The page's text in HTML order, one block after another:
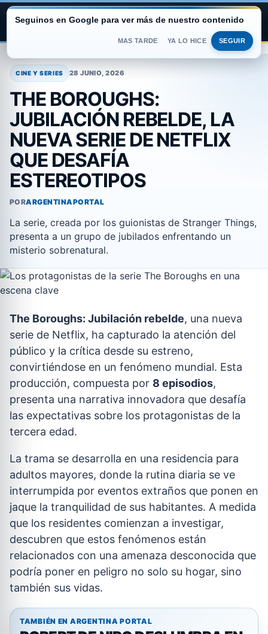
contenido
ARGENTINA PORTAL
CINE Y SERIES 28 JUNIO, 2026
THE BOROUGHS:
JUBILACIÓN REBELDE, LA
NUEVA SERIE DE NETFLIX
QUE DESAFÍA
ESTEREOTIPOS
PORARGENTINAPORTAL
La serie, creada por los guionistas de Stranger Things,
presenta a un grupo de jubilados enfrentando un
misterio sobrenatural.
The Boroughs: Jubilación rebelde, una nueva
serie de Netflix, ha capturado la atención del
público y la crítica desde su estreno,
convirtiéndose en un fenómeno mundial. Esta
producción, compuesta por 8 episodios,
presenta una narrativa innovadora que desafía
las expectativas sobre los protagonistas de la
tercera edad.
La trama se desarrolla en una residencia para
adultos mayores, donde la rutina diaria se ve
interrumpida por eventos extraños que ponen en
jaque la tranquilidad de sus habitantes. A medida
que los residentes comienzan a investigar,
descubren que estos fenómenos están
relacionados con una amenaza desconocida que
podría poner en peligro no solo su hogar, sino
también sus vidas.
TAMBIÉN EN ARGENTINA PORTAL
Seguinos en Google para ver más de nuestro contenido
MAS TARDE YA LO HICE SEGUIR